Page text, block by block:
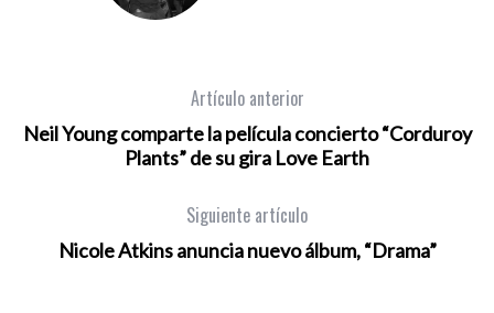
Artículo anterior
Neil Young comparte la película concierto “Corduroy
Plants” de su gira Love Earth
Siguiente artículo
Nicole Atkins anuncia nuevo álbum, “Drama”